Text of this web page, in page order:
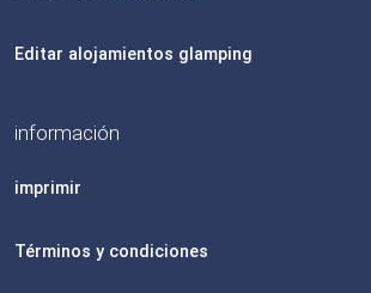
Editar alojamientos glamping
información
imprimir
Términos y condiciones